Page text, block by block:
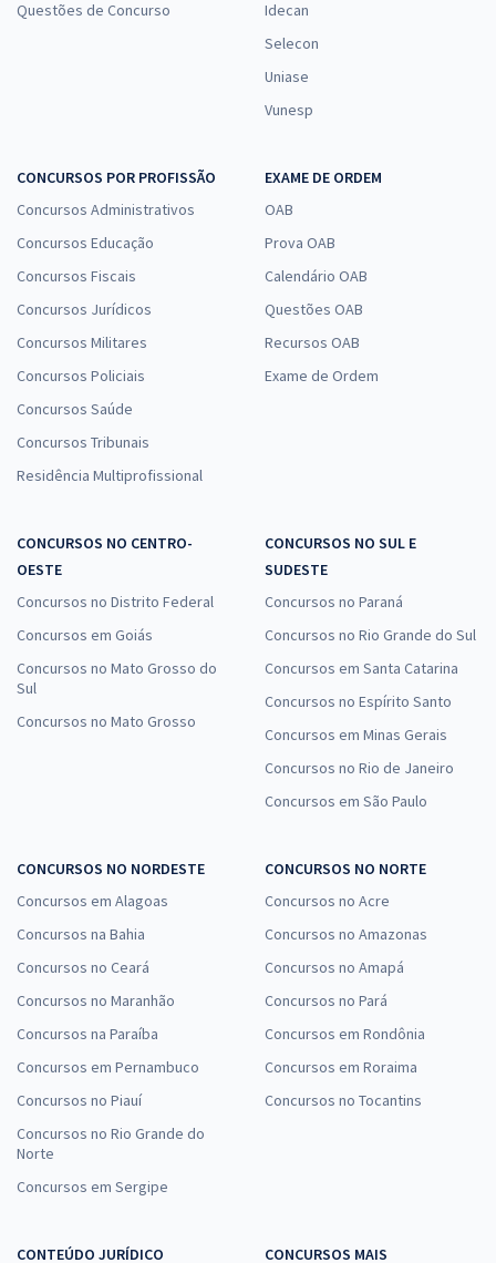
Questões de Concurso
Idecan
Selecon
Uniase
Vunesp
CONCURSOS POR PROFISSÃO
Concursos Administrativos
Concursos Educação
Concursos Fiscais
Concursos Jurídicos
Concursos Militares
Concursos Policiais
Concursos Saúde
Concursos Tribunais
Residência Multiprofissional
EXAME DE ORDEM
OAB
Prova OAB
Calendário OAB
Questões OAB
Recursos OAB
Exame de Ordem
CONCURSOS NO CENTRO-
OESTE
Concursos no Distrito Federal
Concursos em Goiás
Concursos no Mato Grosso do
Sul
Concursos no Mato Grosso
CONCURSOS NO SUL E
SUDESTE
Concursos no Paraná
Concursos no Rio Grande do Sul
Concursos em Santa Catarina
Concursos no Espírito Santo
Concursos em Minas Gerais
Concursos no Rio de Janeiro
Concursos em São Paulo
CONCURSOS NO NORDESTE
Concursos em Alagoas
Concursos na Bahia
Concursos no Ceará
Concursos no Maranhão
Concursos na Paraíba
Concursos em Pernambuco
Concursos no Piauí
Concursos no Rio Grande do
Norte
Concursos em Sergipe
CONCURSOS NO NORTE
Concursos no Acre
Concursos no Amazonas
Concursos no Amapá
Concursos no Pará
Concursos em Rondônia
Concursos em Roraima
Concursos no Tocantins
CONTEÚDO JURÍDICO
CONCURSOS MAIS